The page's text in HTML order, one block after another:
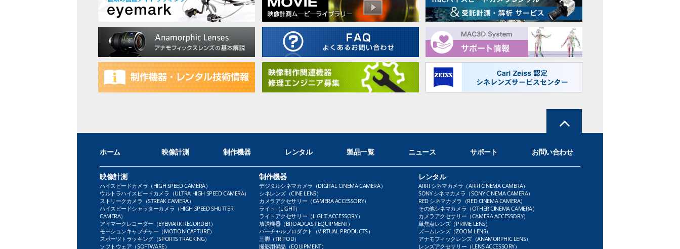
ホーム 映像計測 制作機器 レンタル 製品一覧 ニュース サポート お問い合わせ
映像計測
ハイスピードカメラ（HIGH SPEED CAMERA）
ウルトラハイスピードカメラ（ULTRA HIGH SPEED CAMERA）
ストリークカメラ（STREAK CAMERA）
ハイスピードシャッターカメラ（HIGH SPEED SHUTTER
CAMERA）
アイマークレコーダー（EYEMARK RECORDER）
モーションキャプチャー（MOTION CAPTURE）
スポーツトラッキング（SPORTS TRACKING）
ソフトウェア（SOFTWARE）
制作機器
デジタルシネマカメラ（DIGITAL CINEMA CAMERA）
シネレンズ（CINE LENS）
カメラアクセサリー（CAMERA ACCESSORY）
ライト（LIGHT）
ライトアクセサリー（LIGHT ACCESSORY）
放送機器（BROADCAST EQUIPMENT）
バーチャルプロダクト（VIRTUAL PRODUCTS）
三脚（TRIPOD）
撮影用備品（EQUIPMENT）
レンタル
ARRI シネマカメラ（ARRI CINEMA CAMERA）
SONY シネマカメラ（SONY CINEMA CAMERA）
RED シネマカメラ（RED CINEMA CAMERA）
その他シネマカメラ（OTHER CINEMA CAMERA）
カメラアクセサリー（CAMERA ACCESSORY）
単焦点レンズ（PRIME LENS）
ズームレンズ（ZOOM LENS）
アナモフィックレンズ（ANAMORPHIC LENS）
レンズアクセサリー（LENS ACCESSORY）